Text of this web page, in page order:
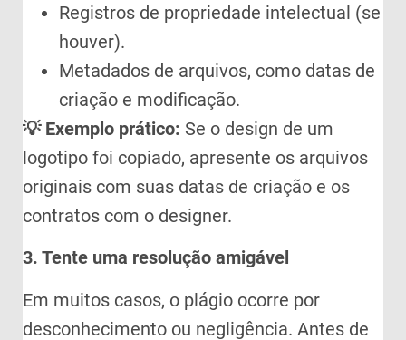
Registros de propriedade intelectual (se
houver).
Metadados de arquivos, como datas de
criação e modificação.
💡 Exemplo prático: Se o design de um
logotipo foi copiado, apresente os arquivos
originais com suas datas de criação e os
contratos com o designer.
3. Tente uma resolução amigável
Em muitos casos, o plágio ocorre por
desconhecimento ou negligência. Antes de